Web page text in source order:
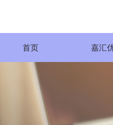
首页 嘉汇